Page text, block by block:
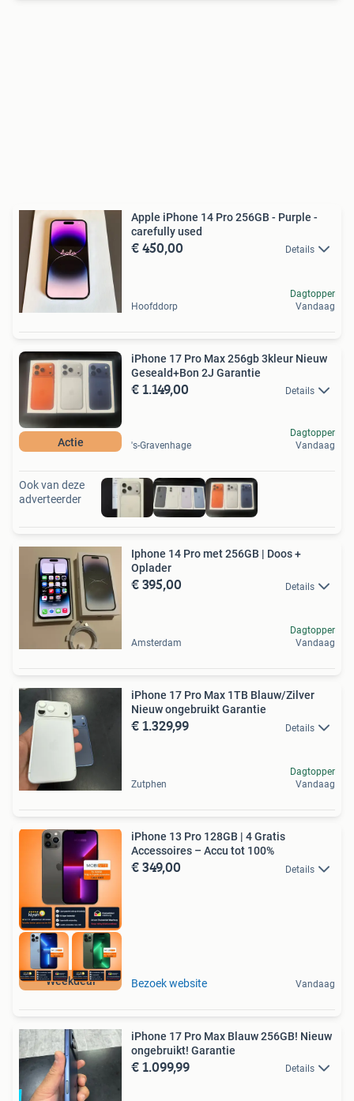
Apple iPhone 14 Pro 256GB - Purple -
carefully used
€ 450,00 Details
Hoofddorp
Dagtopper
Vandaag
Actie
iPhone 17 Pro Max 256gb 3kleur Nieuw
Geseald+Bon 2J Garantie
€ 1.149,00 Details
's-Gravenhage
Dagtopper
Vandaag
Ook van deze
adverteerder
Iphone 14 Pro met 256GB | Doos +
Oplader
€ 395,00 Details
Amsterdam
Dagtopper
Vandaag
iPhone 17 Pro Max 1TB Blauw/Zilver
Nieuw ongebruikt Garantie
€ 1.329,99 Details
Zutphen
Dagtopper
Vandaag
Weekdeal
iPhone 13 Pro 128GB | 4 Gratis
Accessoires – Accu tot 100%
€ 349,00 Details
Bezoek website Vandaag
iPhone 17 Pro Max Blauw 256GB! Nieuw
ongebruikt! Garantie
€ 1.099,99 Details